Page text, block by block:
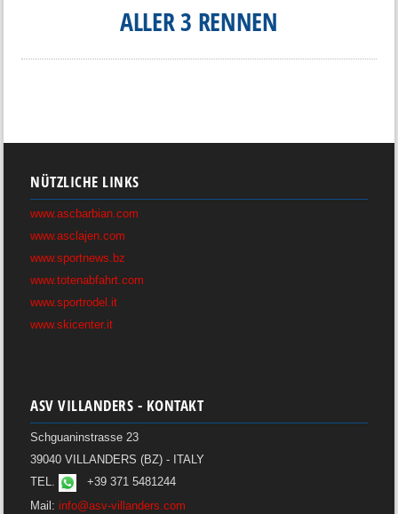
ALLER 3 RENNEN
NÜTZLICHE LINKS
www.ascbarbian.com
www.asclajen.com
www.sportnews.bz
www.totenabfahrt.com
www.sportrodel.it
www.skicenter.it
ASV VILLANDERS - KONTAKT
Schguaninstrasse 23
39040 VILLANDERS (BZ) - ITALY
TEL.
+39 371 5481244
Mail: info@asv-villanders.com